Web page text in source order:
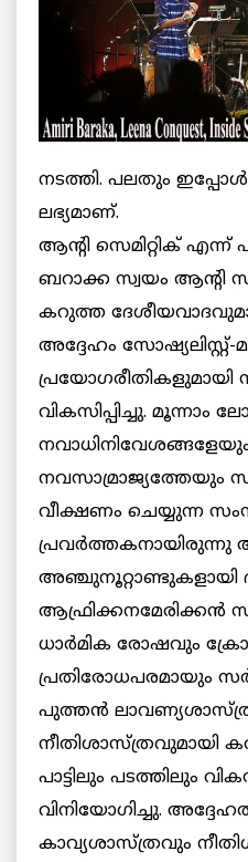
നടത്തി. പലതും ഇപ്പോള്‍
ലഭ്യമാണ്.
ആന്റി സെമിറ്റിക് എന്ന്
ബറാക്ക സ്വയം ആന്റി
കറുത്ത
അദ്ദേഹം സോഷ്യലിസ്റ്റ്-
പ്രയോഗരീതികളുമായി
വികസിപ്പിച്ചു. മൂന്നാം
നവസാമ്രാജ്യത്തേയും
വീക്ഷണം ചെയ്യുന്ന
പ്രവര്‍ത്തകനായിരുന്നു
അഞ്ചുനൂറ്റാണ്ടുകളായി
ആഫ്രിക്കനമേരിക്കന്‍
ധാര്‍മിക രോഷവും
പ്രതിരോധപരമായും
പുത്തന്‍
നീതിശാസ്ത്രവുമായി
പാട്ടിലും പടത്തിലും
വിനിയോഗിച്ചു.
കാവ്യശാസ്ത്രവും